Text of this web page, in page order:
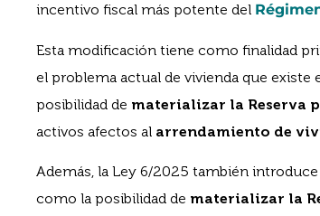
incentivo fiscal más potente del
Esta modificación tiene como finalidad
el problema actual de vivienda que existe
posibilidad de materializar la Reserva
activos afectos al arrendamiento de
Además, la Ley 6/2025 también
como la posibilidad de materializar la